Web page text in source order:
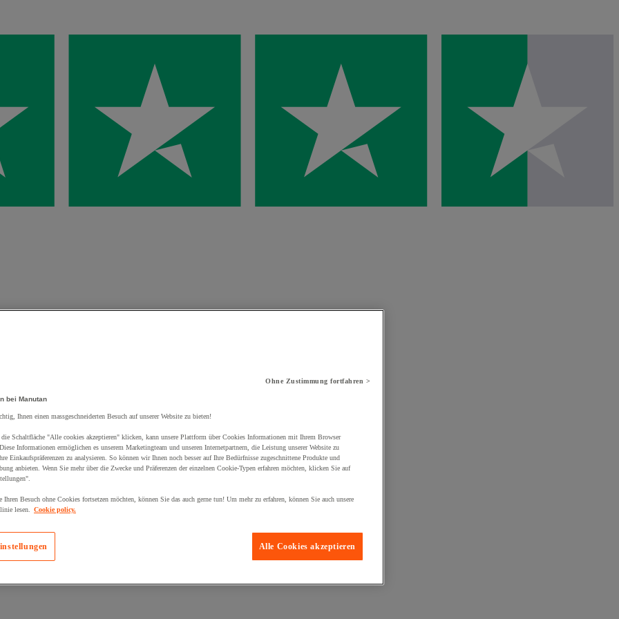
zum Warenkorb hinzugefügt:
Ohne Zustimmung fortfahren >
bei Manutan
Ihnen einen massgeschneiderten Besuch auf unserer Website zu bieten!
die Schaltfläche "Alle cookies akzeptieren" klicken, kann unsere Plattform über Cookies Informationen mit Ihrem Browser
Informationen ermöglichen es unserem Marketingteam und unseren Internetpartnern, die Leistung unserer Website zu
Einkaufspräferenzen zu analysieren. So können wir Ihnen noch besser auf Ihre Bedürfnisse zugeschnittene Produkte und
anbieten. Wenn Sie mehr über die Zwecke und Präferenzen der einzelnen Cookie-Typen erfahren möchten, klicken Sie auf
Ihren Besuch ohne Cookies fortsetzen möchten, können Sie das auch gerne tun! Um mehr zu erfahren, können Sie auch unsere
lesen.
Cookie policy.
Alle Cookies akzeptieren